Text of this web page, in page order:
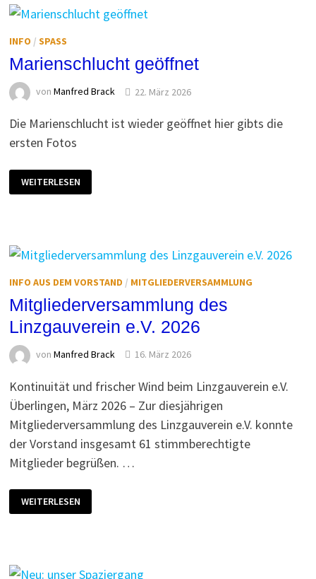
INFO / SPASS
Marienschlucht geöffnet
von Manfred Brack 22. März 2026
Die Marienschlucht ist wieder geöffnet hier gibts die
ersten Fotos
GEÖFFNET
WEITERLESEN
INFO AUS DEM VORSTAND / MITGLIEDERVERSAMMLUNG
Mitgliederversammlung des
Linzgauverein e.V. 2026
von Manfred Brack 16. März 2026
Kontinuität und frischer Wind beim Linzgauverein e.V.
Überlingen, März 2026 – Zur diesjährigen
Mitgliederversammlung des Linzgauverein e.V. konnte
der Vorstand insgesamt 61 stimmberechtigte
Mitglieder begrüßen. …
DES
LINZGAUVEREIN
WEITERLESEN